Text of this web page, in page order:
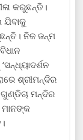
କରୁଛନ୍ତି।
ନିଜ ଜନ୍ମ
ଶ୍ରୀମନ୍ଦିର
ମନ୍ଦିର
ମାନଙ୍କ